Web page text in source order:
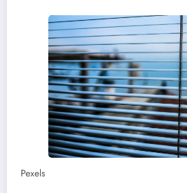
Pexels